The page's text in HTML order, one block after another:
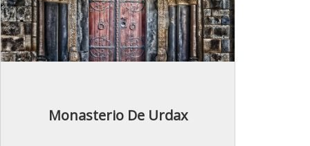
Monasterio De Urdax